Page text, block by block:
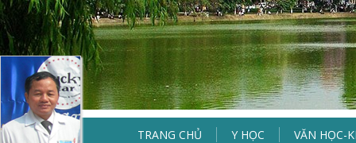
TRANG CHỦ Y HỌC VĂN HỌC-